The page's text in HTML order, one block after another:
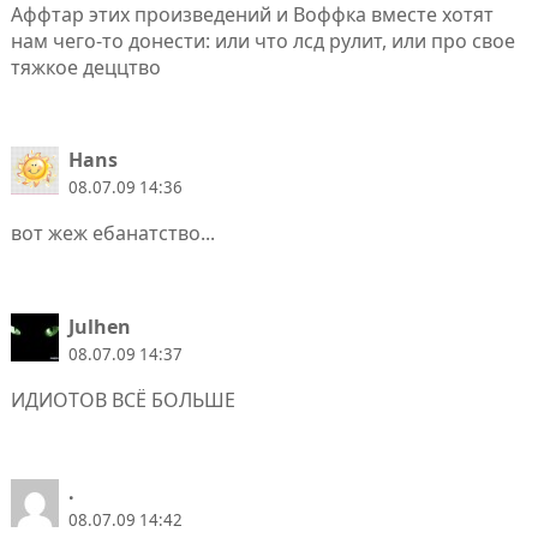
Аффтар этих произведений и Воффка вместе хотят
нам чего-то донести: или что лсд рулит, или про свое
тяжкое деццтво
Hans
08.07.09 14:36
вот жеж ебанатство...
Julhen
08.07.09 14:37
ИДИОТОВ ВСЁ БОЛЬШЕ
.
08.07.09 14:42